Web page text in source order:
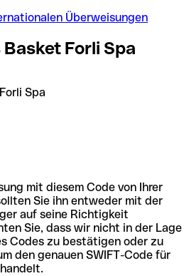
Überweisungen
Forli Spa
Spa
mit diesem Code von Ihrer
Sie ihn entweder mit der
auf seine Richtigkeit
Sie, dass wir nicht in der Lage
Codes zu bestätigen oder zu
den genauen SWIFT-Code für